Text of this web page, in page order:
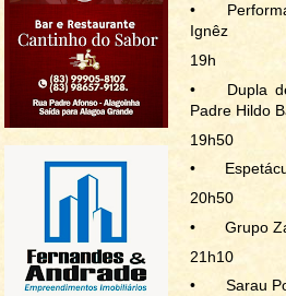
•
Ignêz
19h
•
Dupla
Padre Hildo
19h50
•
20h50
•
Grupo
21h10
•
Sarau